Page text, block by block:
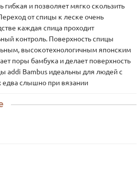
и позволяет мягко скользить
от спицы к леске очень
каждая спица проходит
контроль. Поверхность спицы
высокотехнологичным японским
поры бамбука и делает поверхность
addi Bambus идеальны для людей с
едва слышно при вязании